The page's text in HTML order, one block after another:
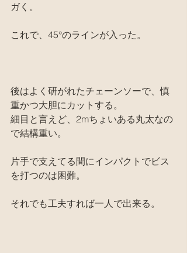
ガく。
これで、45°のラインが入った。
後はよく研がれたチェーンソーで、慎
重かつ大胆にカットする。
細目と言えど、2mちょいある丸太なの
で結構重い。
片手で支えてる間にインパクトでビス
を打つのは困難。
それでも工夫すれば一人で出来る。